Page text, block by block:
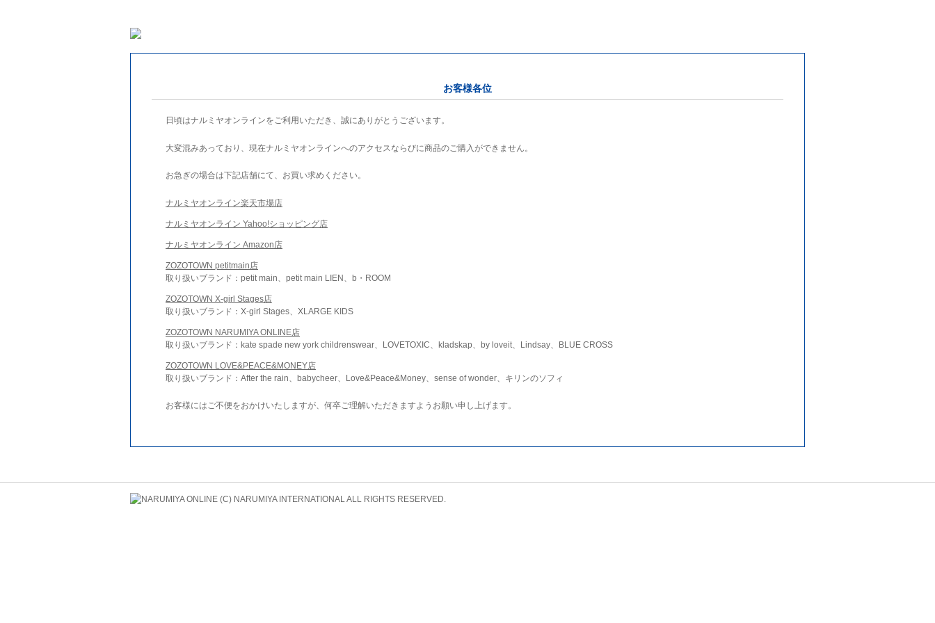
お客様各位
日頃はナルミヤオンラインをご利用いただき、誠にありがとうございます。
大変混みあっており、現在ナルミヤオンラインへのアクセスならびに商品のご購入ができません。
お急ぎの場合は下記店舗にて、お買い求めください。
ナルミヤオンライン楽天市場店
ナルミヤオンライン Yahoo!ショッピング店
ナルミヤオンライン Amazon店
ZOZOTOWN petitmain店
取り扱いブランド：petit main、petit main LIEN、b・ROOM
ZOZOTOWN X-girl Stages店
取り扱いブランド：X-girl Stages、XLARGE KIDS
ZOZOTOWN NARUMIYA ONLINE店
取り扱いブランド：kate spade new york childrenswear、LOVETOXIC、kladskap、by loveit、Lindsay、BLUE CROSS
ZOZOTOWN LOVE&PEACE&MONEY店
取り扱いブランド：After the rain、babycheer、Love&Peace&Money、sense of wonder、キリンのソフィ
お客様にはご不便をおかけいたしますが、何卒ご理解いただきますようお願い申し上げます。